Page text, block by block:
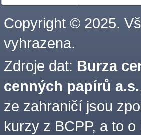
Copyright © 2025.
vyhrazena.
Zdroje dat: Burza
cenných papírů a.s.
ze zahraničí jsou
kurzy z BCPP, a to o